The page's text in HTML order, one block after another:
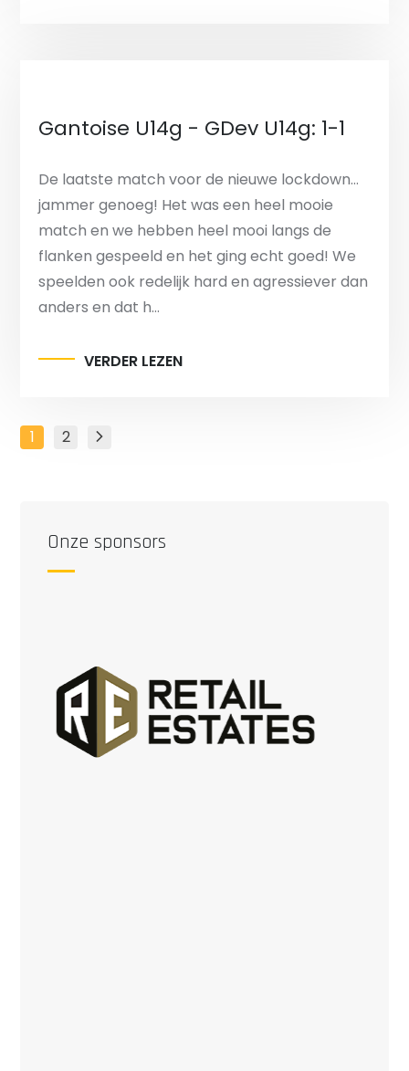
Gantoise U14g - GDev U14g: 1-1
De laatste match voor de nieuwe lockdown…
jammer genoeg! Het was een heel mooie
match en we hebben heel mooi langs de
flanken gespeeld en het ging echt goed! We
speelden ook redelijk hard en agressiever dan
anders en dat h…
VERDER LEZEN
Berichten
1 2
Onze sponsors